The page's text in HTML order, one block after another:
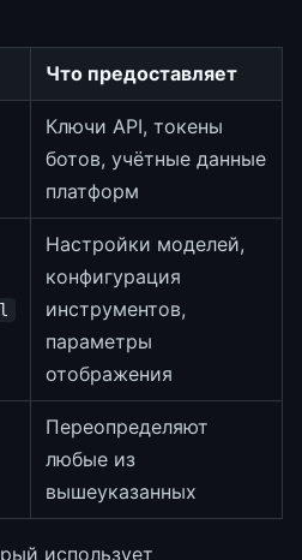
Что предоставляет
Ключи API, токены
ботов, учётные данные
платформ
Настройки моделей,
конфигурация
инструментов,
параметры
отображения
Переопределяют
любые из
вышеуказанных
использует